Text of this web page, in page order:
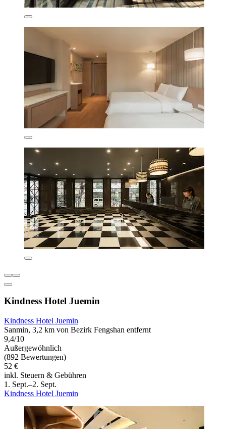
Kindness Hotel Juemin
Kindness Hotel Juemin
Sanmin, 3,2 km von Bezirk Fengshan entfernt
9,4/10
Außergewöhnlich
(892 Bewertungen)
52 €
inkl. Steuern & Gebühren
1. Sept.–2. Sept.
Kindness Hotel Juemin